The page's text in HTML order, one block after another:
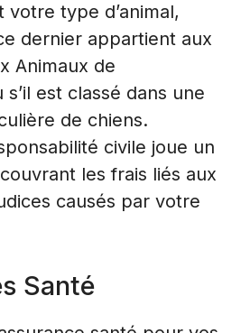
type d’animal,
dernier appartient aux
Animaux de
est classé dans une
de chiens.
civile joue un
les frais liés aux
causés par votre
Santé